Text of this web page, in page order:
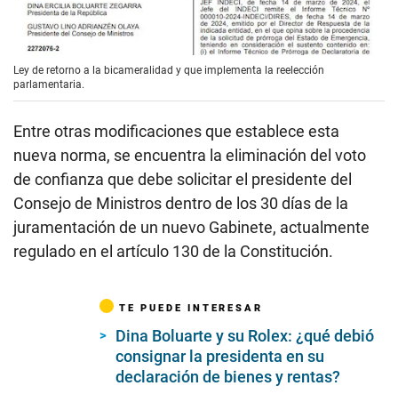
Ley de retorno a la bicameralidad y que implementa la reelección
parlamentaria.
Entre otras modificaciones que establece esta
nueva norma, se encuentra la eliminación del voto
de confianza que debe solicitar el presidente del
Consejo de Ministros dentro de los 30 días de la
juramentación de un nuevo Gabinete, actualmente
regulado en el artículo 130 de la Constitución.
TE PUEDE INTERESAR
Dina Boluarte y su Rolex: ¿qué debió
consignar la presidenta en su
declaración de bienes y rentas?